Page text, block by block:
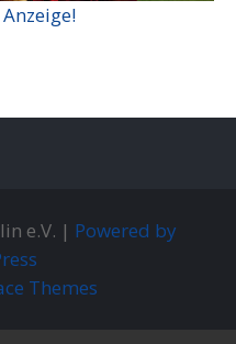
e.V. | Powered by
Themes